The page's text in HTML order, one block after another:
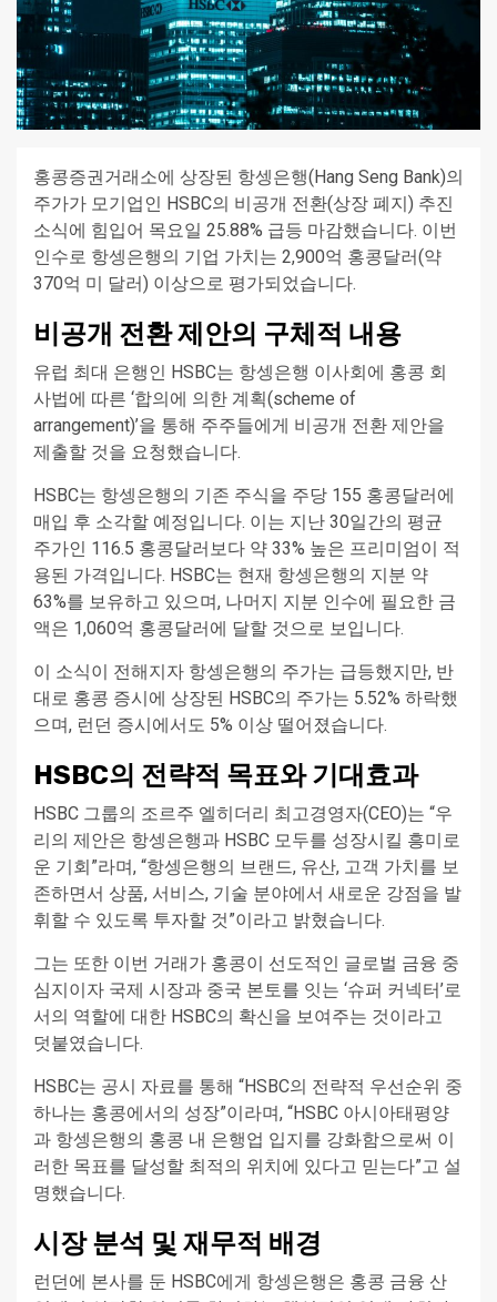
홍콩증권거래소에 상장된 항셍은행(Hang Seng Bank)의
주가가 모기업인 HSBC의 비공개 전환(상장 폐지) 추진
소식에 힘입어 목요일 25.88% 급등 마감했습니다. 이번
인수로 항셍은행의 기업 가치는 2,900억 홍콩달러(약
370억 미 달러) 이상으로 평가되었습니다.
비공개 전환 제안의 구체적 내용
유럽 최대 은행인 HSBC는 항셍은행 이사회에 홍콩 회
사법에 따른 ‘합의에 의한 계획(scheme of
arrangement)’을 통해 주주들에게 비공개 전환 제안을
제출할 것을 요청했습니다.
HSBC는 항셍은행의 기존 주식을 주당 155 홍콩달러에
매입 후 소각할 예정입니다. 이는 지난 30일간의 평균
주가인 116.5 홍콩달러보다 약 33% 높은 프리미엄이 적
용된 가격입니다. HSBC는 현재 항셍은행의 지분 약
63%를 보유하고 있으며, 나머지 지분 인수에 필요한 금
액은 1,060억 홍콩달러에 달할 것으로 보입니다.
이 소식이 전해지자 항셍은행의 주가는 급등했지만, 반
대로 홍콩 증시에 상장된 HSBC의 주가는 5.52% 하락했
으며, 런던 증시에서도 5% 이상 떨어졌습니다.
HSBC의 전략적 목표와 기대효과
HSBC 그룹의 조르주 엘히더리 최고경영자(CEO)는 “우
리의 제안은 항셍은행과 HSBC 모두를 성장시킬 흥미로
운 기회”라며, “항셍은행의 브랜드, 유산, 고객 가치를 보
존하면서 상품, 서비스, 기술 분야에서 새로운 강점을 발
휘할 수 있도록 투자할 것”이라고 밝혔습니다.
그는 또한 이번 거래가 홍콩이 선도적인 글로벌 금융 중
심지이자 국제 시장과 중국 본토를 잇는 ‘슈퍼 커넥터’로
서의 역할에 대한 HSBC의 확신을 보여주는 것이라고
덧붙였습니다.
HSBC는 공시 자료를 통해 “HSBC의 전략적 우선순위 중
하나는 홍콩에서의 성장”이라며, “HSBC 아시아태평양
과 항셍은행의 홍콩 내 은행업 입지를 강화함으로써 이
러한 목표를 달성할 최적의 위치에 있다고 믿는다”고 설
명했습니다.
시장 분석 및 재무적 배경
런던에 본사를 둔 HSBC에게 항셍은행은 홍콩 금융 산